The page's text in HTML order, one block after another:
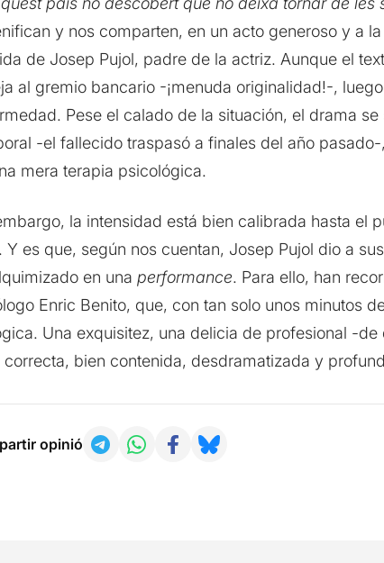
y nos comparten, en un acto generoso y a
de Josep Pujol, padre de la actriz. Aunque el
al gremio bancario -¡menuda originalidad!-,
Pese el calado de la situación, el drama
-el fallecido traspasó a finales del año
mera terapia psicológica.
la intensidad está bien calibrada hasta el
Y es que, según nos cuentan, Josep Pujol dio a
en una performance. Para ello, han
Enric Benito, que, con tan solo unos minutos
Una exquisitez, una delicia de profesional -
correcta, bien contenida, desdramatizada y
opinió